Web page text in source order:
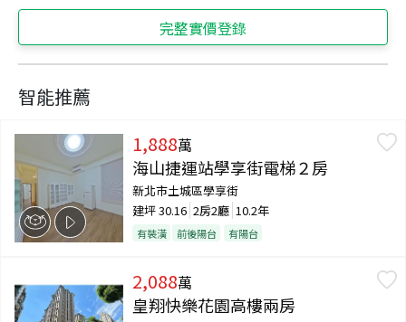
完整實價登錄
智能推薦
1,888萬
海山捷運站學享街電梯２房
新北市土城區學享街
建坪30.16 2房2廳 10.2年
有裝潢 前後陽台 有陽台
2,088萬
皇翔快樂花園高樓兩房